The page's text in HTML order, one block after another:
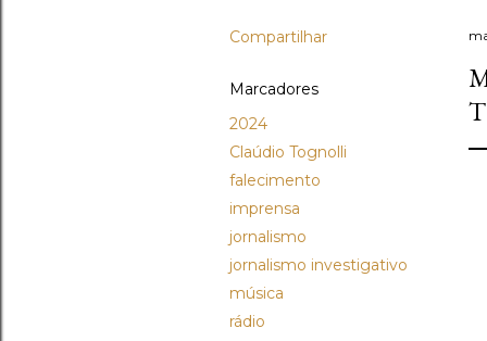
Compartilhar
Marcadores
2024
Claúdio Tognolli
falecimento
imprensa
jornalismo
jornalismo investigativo
música
rádio